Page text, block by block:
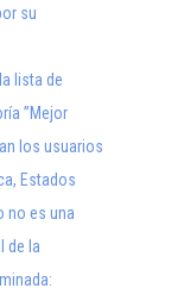
su
lista de
”Mejor
los usuarios
Estados
no es una
de la